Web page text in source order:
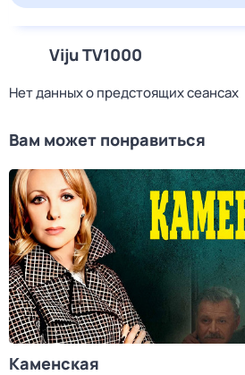
Viju TV1000
Нет данных о предстоящих сеансах
Вам может понравиться
Каменская